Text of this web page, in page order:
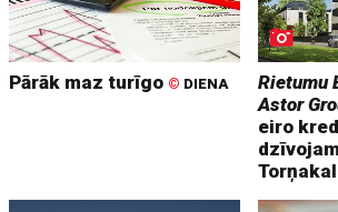
Pārāk maz turīgo © DIENA Rietumu
Astor
eiro